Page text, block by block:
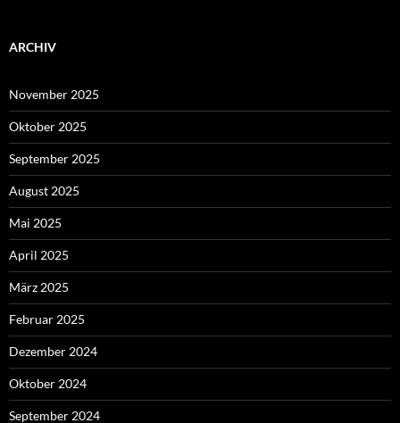
ARCHIV
November 2025
Oktober 2025
September 2025
August 2025
Mai 2025
April 2025
März 2025
Februar 2025
Dezember 2024
Oktober 2024
September 2024